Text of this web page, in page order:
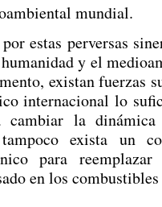
mundial.
estas perversas
y el
existan fuerzas
internacional lo
cambiar la dinámica
exista un
para
en los